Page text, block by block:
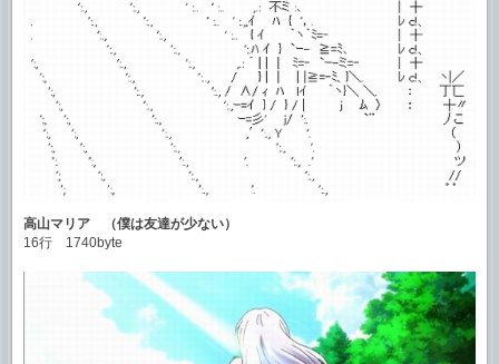
高山マリア （僕は友達が少ない）
16行 1740byte